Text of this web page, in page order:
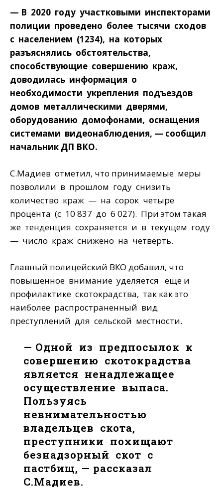
— В 2020 году участковыми инспекторами
полиции проведено более тысячи сходов
с населением (1234), на которых
разъяснялись обстоятельства,
способствующие совершению краж,
доводилась информация о
необходимости укрепления подъездов
домов металлическими дверями,
оборудованию домофонами, оснащения
системами видеонаблюдения, — сообщил
начальник ДП ВКО.
С.Мадиев отметил, что принимаемые меры
позволили в прошлом году снизить
количество краж — на сорок четыре
процента (с 10 837 до 6 027). При этом такая
же тенденция сохраняется и в текущем году
— число краж снижено на четверть.
Главный полицейский ВКО добавил, что
повышенное внимание уделяется еще и
профилактике скотокрадства, так как это
наиболее распространенный вид
преступлений для сельской местности.
— Одной из предпосылок к
совершению скотокрадства
является ненадлежащее
осуществление выпаса.
Пользуясь
невнимательностью
владельцев скота,
преступники похищают
безнадзорный скот с
пастбищ, — рассказал
С.Мадиев.